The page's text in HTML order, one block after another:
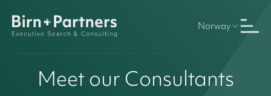
Norway
Meet our Consultants